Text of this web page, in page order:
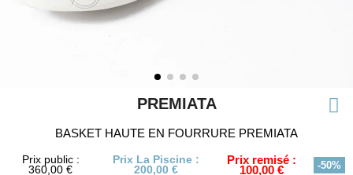
PREMIATA
BASKET HAUTE EN FOURRURE PREMIATA
Prix public :
360,00 €
Prix La Piscine :
200,00 €
Prix remisé :
100,00 € -50%